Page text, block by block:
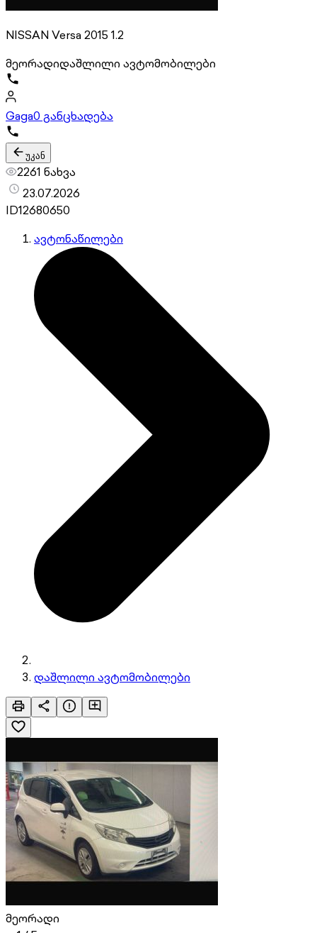
NISSAN Versa 2015 1.2
მეორადიდაშლილი ავტომობილები
Gaga0 განცხადება
უკან
2261 ნახვა
23.07.2026
ID12680650
ავტონაწილები
დაშლილი ავტომობილები
მეორადი